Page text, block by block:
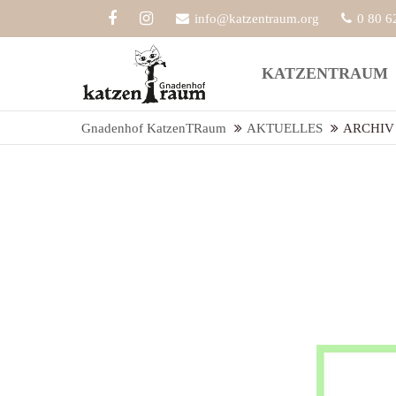
Der Eintrag "offcanvas-col1" existiert
leider nicht.
leider
info@katzentraum.org 0 80
KATZENTRAUM
Gnadenhof KatzenTRaum AKTUELLES ARCHIV